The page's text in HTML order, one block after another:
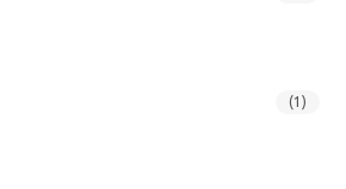
(1)